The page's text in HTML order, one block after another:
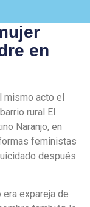
en
mismo acto el
rural El
Naranjo, en
feministas
después
expareja de